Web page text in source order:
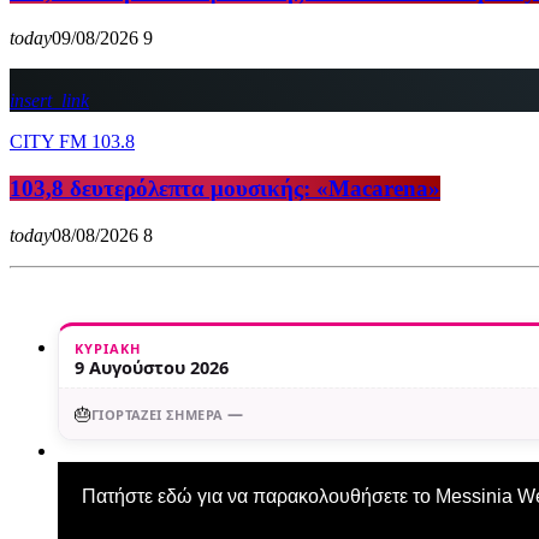
today09/08/2026 9
insert_link
CITY FM 103.8
103,8 δευτερόλεπτα μουσικής: «Macarena»
today08/08/2026 8
ΚΥΡΙΑΚΉ
9 Αυγούστου 2026
🎂ΓΙΟΡΤΆΖΕΙ ΣΉΜΕΡΑ —
Πατήστε εδώ για να παρακολουθήσετε το Messinia